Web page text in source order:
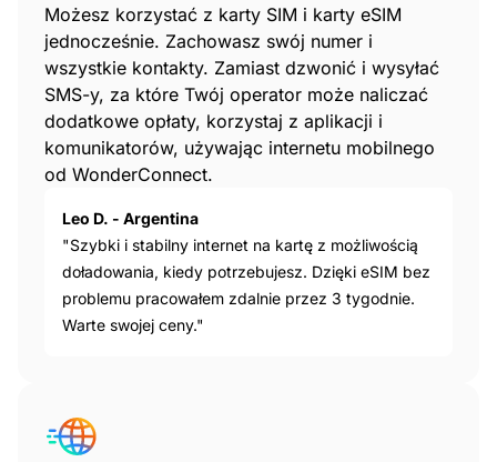
Możesz korzystać z karty SIM i karty eSIM
jednocześnie. Zachowasz swój numer i
wszystkie kontakty. Zamiast dzwonić i wysyłać
SMS-y, za które Twój operator może naliczać
dodatkowe opłaty, korzystaj z aplikacji i
komunikatorów, używając internetu mobilnego
od WonderConnect.
Leo D. - Argentina
"Szybki i stabilny internet na kartę z możliwością
doładowania, kiedy potrzebujesz. Dzięki eSIM bez
problemu pracowałem zdalnie przez 3 tygodnie.
Warte swojej ceny."